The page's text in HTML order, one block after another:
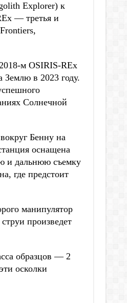
Explorer) к
— третья и
м OSIRIS-REx
Землю в 2023 году.
Солнечной
Бенну на
оснащена
и дальнюю съемку
где предстоит
манипулятор
произведет
образцов — 2
осколки